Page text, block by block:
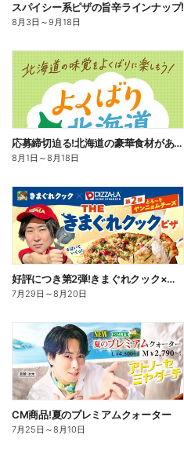
スパイシー系ピザの旨辛ラインナップ!
8月3日 ～9月18日
応募締切迫る!北海道の豪華食材があたるプレゼントキャンペーン
8月1日 ～8月18日
好評につき第2弾!きまぐれクック×ピザーラ コラボピザ新登場
7月29日 ～8月20日
CM商品!夏のプレミアムクォーター
7月25日 ～8月10日